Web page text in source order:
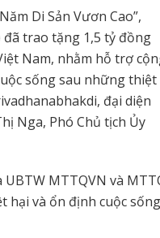
Di Sản Vươn Cao”,
đã trao tặng 1,5 tỷ đồng
Nam, nhằm hỗ trợ
sống sau những thiệt
đại diện
Nga, Phó Chủ tịch Ủy
MTTQVN và
hại và ổn định cuộc sống